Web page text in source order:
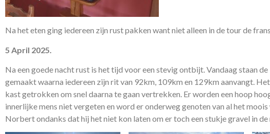
Na het eten ging iedereen zijn rust pakken want niet alleen in de tour de
5 April 2025.
Na een goede nacht rust is het tijd voor een stevig ontbijt. Vandaag staan
gemaakt waarna iedereen zijn rit van 92km, 109km en 129km aanvangt.
kast getrokken om snel daarna te gaan vertrekken. Er worden een hoop
innerlijke mens niet vergeten en word er onderweg genoten van al het
Norbert ondanks dat hij het niet kon laten om er toch een stukje gravel in